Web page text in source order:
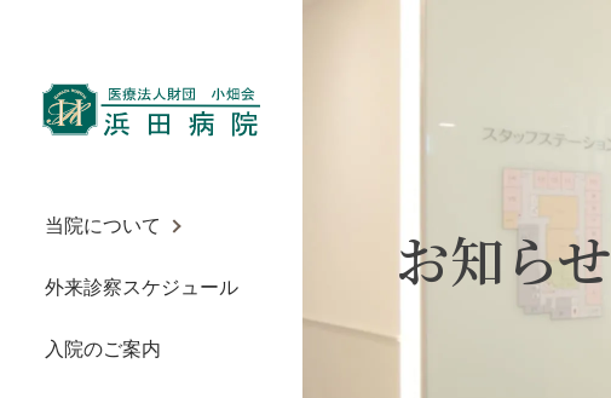
当院について
外来診察スケジュール
入院のご案内
お知らせ